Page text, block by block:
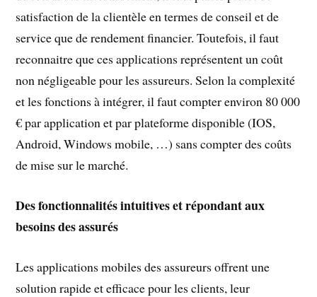
satisfaction de la clientèle en termes de conseil et de
service que de rendement financier. Toutefois, il faut
reconnaitre que ces applications représentent un coût
non négligeable pour les assureurs. Selon la complexité
et les fonctions à intégrer, il faut compter environ 80 000
€ par application et par plateforme disponible (IOS,
Android, Windows mobile, …) sans compter des coûts
de mise sur le marché.
Des fonctionnalités intuitives et répondant aux
besoins des assurés
Les applications mobiles des assureurs offrent une
solution rapide et efficace pour les clients, leur